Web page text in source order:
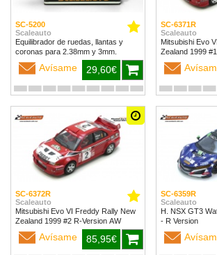
SC-5200
Scaleauto
Equilibrador de ruedas, llantas y
coronas para 2.38mm y 3mm.
Avísame 29,60€
SC-6371R
Scaleauto
Mitsubishi Evo
SC-6372R
Scaleauto
Mitsubishi Evo VI Freddy Rally New
Zealand 1999 #2 R-Version AW
Avísame 85,95€
SC-6359R
Scaleauto
H. NSX GT3
- R Version